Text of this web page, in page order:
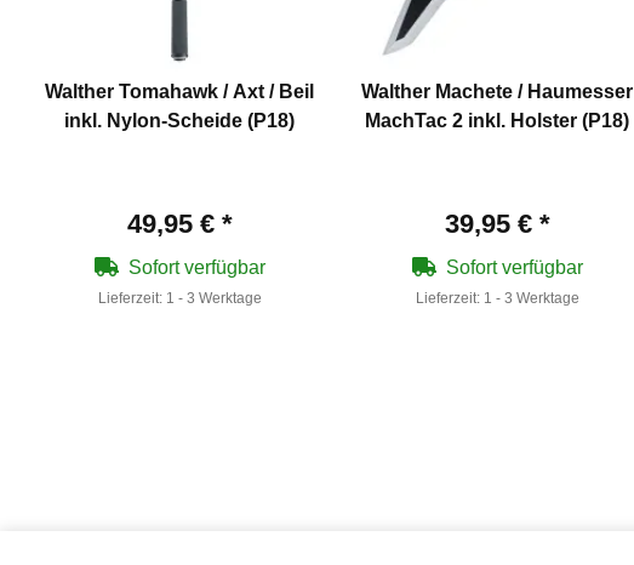
Walther Tomahawk / Axt / Beil
inkl. Nylon-Scheide (P18)
49,95 € *
Sofort verfügbar
Lieferzeit: 1 - 3 Werktage
Walther Machete / Haumesser
MachTac 2 inkl. Holster (P18)
39,95 € *
Sofort verfügbar
Lieferzeit: 1 - 3 Werktage